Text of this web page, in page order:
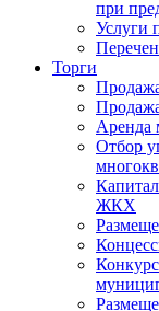
при
Услуги
Торги
Аренда
Отбор
ЖКХ